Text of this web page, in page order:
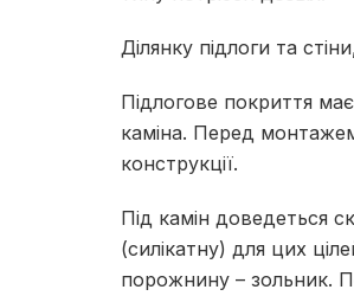
Ділянку підлоги та
Підлогове покриття
каміна. Перед
конструкції.
Під камін доведеться
(силікатну) для цих
порожнину – зольник.